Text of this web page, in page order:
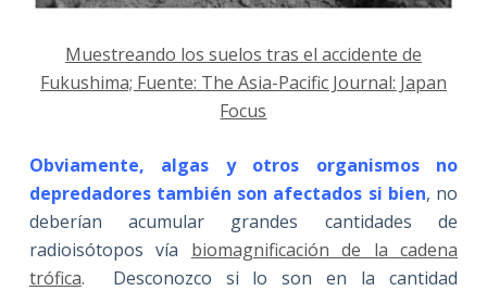
Muestreando los suelos tras el accidente de
Fukushima; Fuente: The Asia-Pacific Journal: Japan
Focus
Obviamente, algas y otros organismos no
depredadores también son afectados si bien, no
deberían acumular grandes cantidades de
radioisótopos vía biomagnificación de la cadena
trófica. Desconozco si lo son en la cantidad